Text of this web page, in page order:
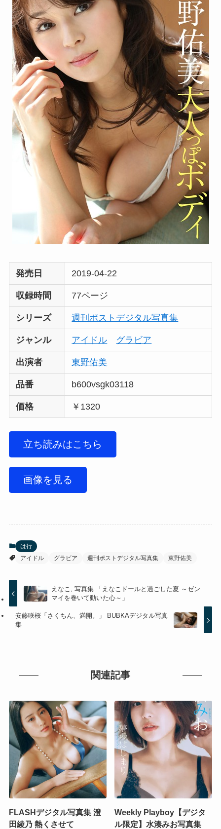
発売日 2019-04-22
収録時間 77ページ
シリーズ 週刊ポストデジタル写真集
ジャンル アイドル グラビア
出演者 東野佑美
品番 b600vsgk03118
価格 ￥1320
立ち読みはこちら
画像を見る
は行
アイドル
グラビア 週刊ポストデジタル写真集 東野佑美
えなこ, 写真集 「えなこドールと過ごした夏 ～ゼン
マイを巻いて動いた心～」
安藤咲桜「さくちん、満開。」 BUBKAデジタル写真
集
関連記事
FLASHデジタル写真集 澄
田綾乃 熱くさせて
Weekly Playboy【デジタ
ル限定】水湊みお写真集